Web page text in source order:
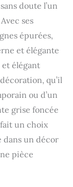
dans
Au
la table
votre
vos amis
de
et
:
basse
doute l’un
ses
épurées,
et élégante
et élégant
qu’il
ou d’un
grise foncée
un choix
dans un décor
pièce